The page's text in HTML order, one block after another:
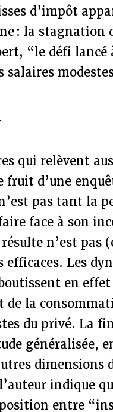
d’impôt
: la stagnation
“le défi lancé
salaires
qui relèvent
d’une
pas tant la
face à son
n’est pas
Les
en
de la
du privé. La
généralisée,
dimensions
indique
entre